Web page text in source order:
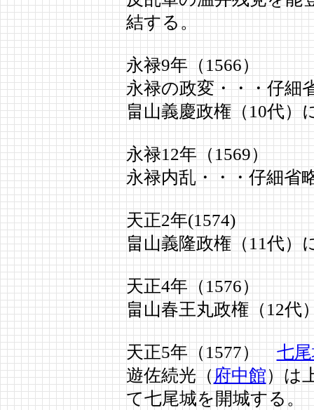
結する。
永禄9年（1566）
永禄の政変・・・仔細
畠山義慶政権（10代）
永禄12年（1569）
永禄内乱・・・仔細省
天正2年(1574)
畠山義隆政権（11代）
天正4年（1576）
畠山春王丸政権（12代
天正5年（1577）七
遊佐続光（府中館）は
て七尾城を開城する